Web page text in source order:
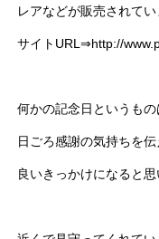
レアなどが販売されてい
サイトURL⇒http://
何かの記念日というもの
日ごろ感謝の気持ちを
良いきっかけになると思